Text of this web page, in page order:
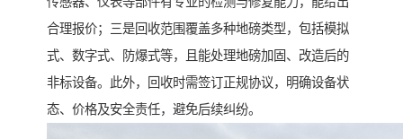
合理报价；三是回收范围覆盖多种地磅类型，包括模拟
式、数字式、防爆式等，且能处理地磅加固、改造后的
非标设备。此外，回收时需签订正规协议，明确设备状
态、价格及安全责任，避免后续纠纷。